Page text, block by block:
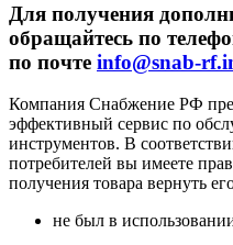
Для получения
обращайтесь по
по почте info@snab-
Компания Снабжение РФ
эффективный сервис по
инструментов. В
потребителей вы имеете
получения товара вернуть
не был в